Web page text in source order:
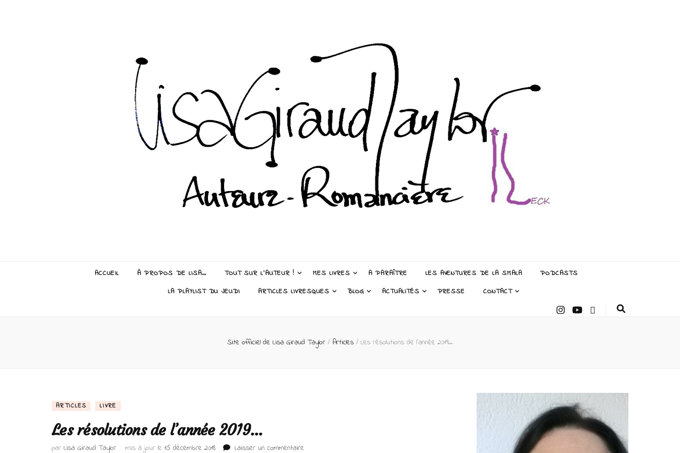
ACCUEIL À PROPOS DE LISA… TOUT SUR L’AUTEUR ! MES LIVRES A PARAÎTRE LES AVENTURES DE LA SMALA
PODCASTS
LA PLAYLIST DU JEUDI
ARTICLES LIVRESQUES BLOG ACTUALITÉS PRESSE CONTACT
Site officiel de Lisa Giraud Taylor / Articles / Les résolutions de l’année 2019…
ARTICLES LIVRE
Les résolutions de l’année 2019…
par Lisa Giraud Taylor mis à jour le15 décembre 2018 Laisser un commentaire